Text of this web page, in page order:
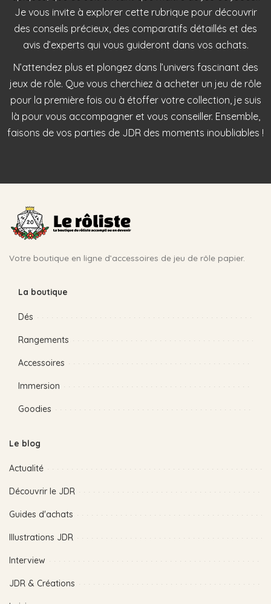
Je vous invite à explorer cette rubrique pour découvrir
des conseils précieux, des comparatifs détaillés et des
avis d’experts qui vous guideront dans vos achats.
N’attendez plus et plongez dans l’univers fascinant des
jeux de rôle. Que vous cherchiez à acheter un jeu de rôle
pour la première fois ou à étoffer votre collection, je suis
là pour vous accompagner et vous conseiller. Ensemble,
faisons de vos parties de JDR des moments inoubliables !
Votre boutique en ligne d’accessoires de jeu de rôle papier.
La boutique
Dés
Rangements
Accessoires
Immersion
Goodies
Le blog
Actualité
Découvrir le JDR
Guides d'achats
Illustrations JDR
Interview
JDR & Créations